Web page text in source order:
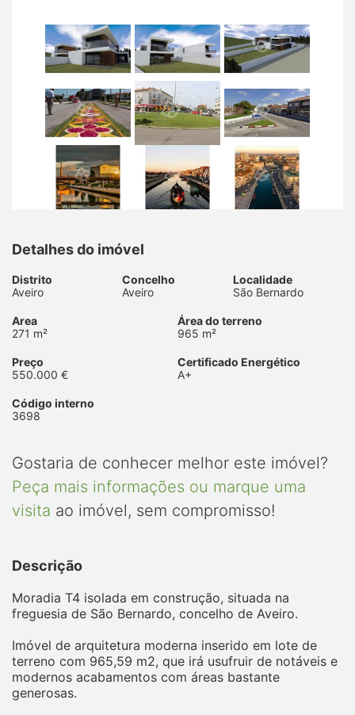
Detalhes do imóvel
Distrito
Aveiro
Concelho
Aveiro
Localidade
São Bernardo
Area
271 m²
Área do terreno
965 m²
Preço
550.000 €
Certificado Energético
A+
Código interno
3698
Gostaria de conhecer melhor este imóvel?
Peça mais informações ou marque uma
visita ao imóvel, sem compromisso!
Descrição
Moradia T4 isolada em construção, situada na
freguesia de São Bernardo, concelho de Aveiro.
Imóvel de arquitetura moderna inserido em lote de
terreno com 965,59 m2, que irá usufruir de notáveis e
modernos acabamentos com áreas bastante
generosas.